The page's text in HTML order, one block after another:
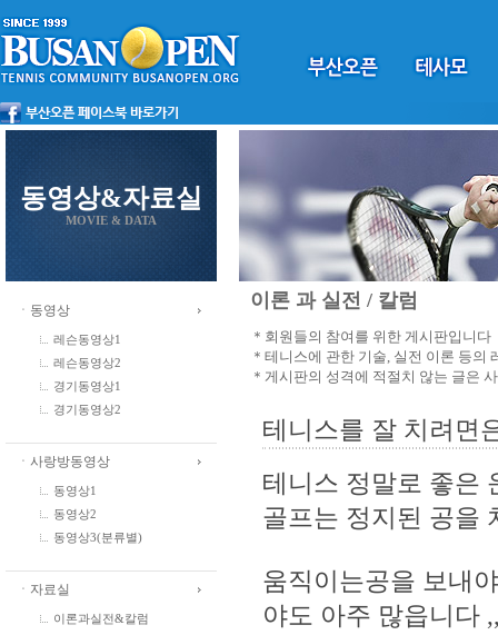
동영상&자료실
MOVIE & DATA
ㆍ동영상
레슨동영상1
레슨동영상2
경기동영상1
경기동영상2
ㆍ사랑방동영상
동영상1
동영상2
동영상3(분류별)
ㆍ자료실
이론과실전&칼럼
이론 과 실전 / 칼럼
＊회원들의 참여를 위한 게시판입니다
＊테니스에 관한 기술, 실전 이론 등의
＊게시판의 성격에 적절치 않는 글은
테니스를 잘 치려면
테니스 정말로 좋은
골프는 정지된 공을
움직이는공을 보내
야도 아주 많읍니다